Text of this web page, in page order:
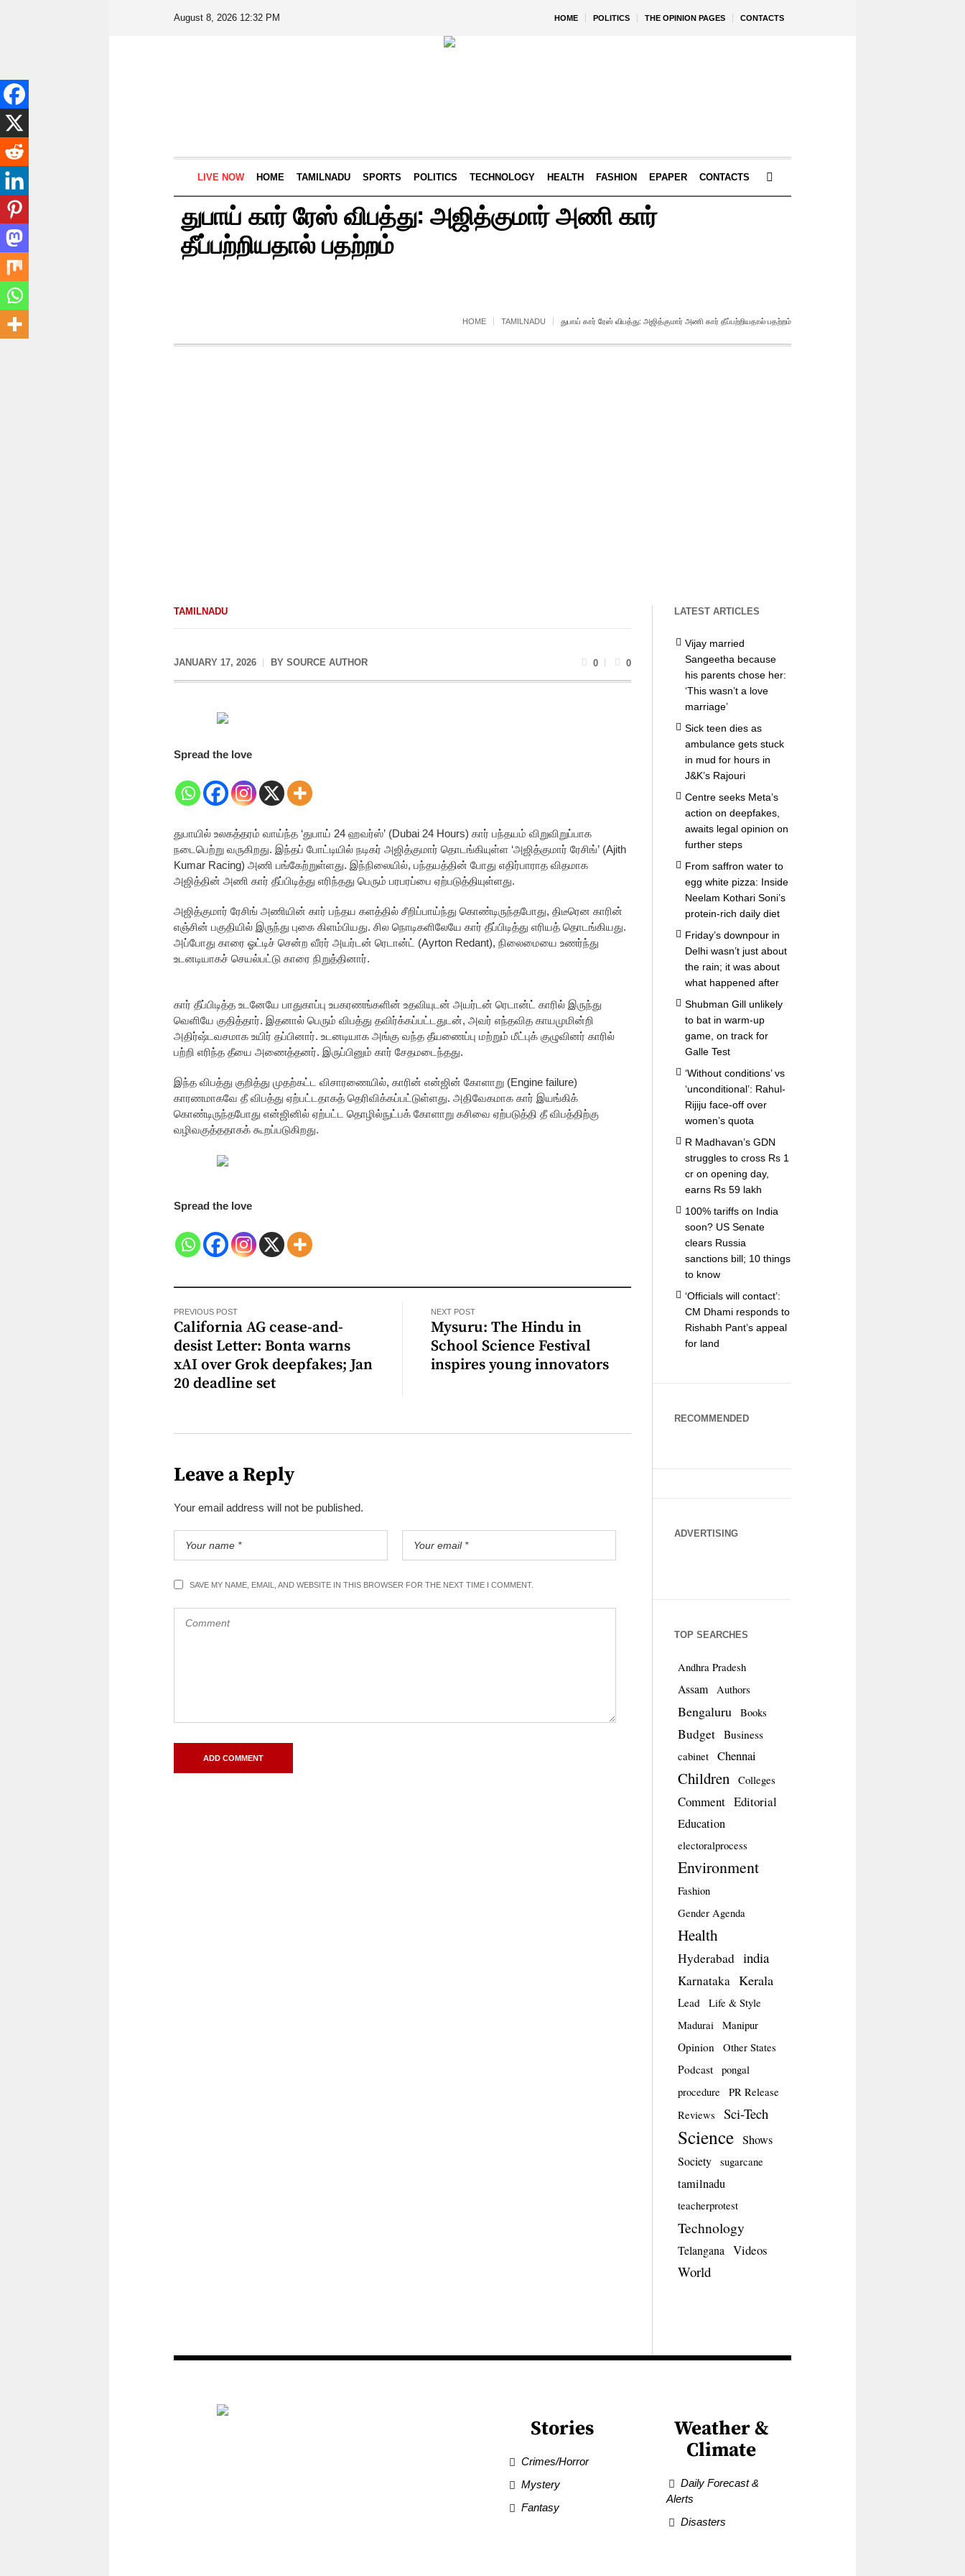
HOME POLITICS THE OPINION PAGES CONTACTS
August 8, 2026 12:32 PM
LIVE NOW HOME TAMILNADU SPORTS POLITICS TECHNOLOGY HEALTH FASHION EPAPER CONTACTS
துபாய் கார் ரேஸ் விபத்து: அஜித்குமார் அணி கார்
தீப்பற்றியதால் பதற்றம்
HOME TAMILNADU துபாய் கார் ரேஸ் விபத்து: அஜித்குமார் அணி கார் தீப்பற்றியதால் பதற்றம்
TAMILNADU
JANUARY 17, 2026 BY SOURCE AUTHOR 0 0
Spread the love
துபாயில் உலகத்தரம் வாய்ந்த ‘துபாய் 24 ஹவர்ஸ்’ (Dubai 24 Hours) கார் பந்தயம் விறுவிறுப்பாக
நடைபெற்று வருகிறது. இந்தப் போட்டியில் நடிகர் அஜித்குமார் தொடங்கியுள்ள ‘அஜித்குமார் ரேசிங்’ (Ajith
Kumar Racing) அணி பங்கேற்றுள்ளது. இந்நிலையில், பந்தயத்தின் போது எதிர்பாராத விதமாக
அஜித்தின் அணி கார் தீப்பிடித்து எரிந்தது பெரும் பரபரப்பை ஏற்படுத்தியுள்ளது.
அஜித்குமார் ரேசிங் அணியின் கார் பந்தய களத்தில் சீறிப்பாய்ந்து கொண்டிருந்தபோது, திடீரென காரின்
எஞ்சின் பகுதியில் இருந்து புகை கிளம்பியது. சில நொடிகளிலேயே கார் தீப்பிடித்து எரியத் தொடங்கியது.
அப்போது காரை ஓட்டிச் சென்ற வீரர் அயர்டன் ரெடான்ட் (Ayrton Redant), நிலைமையை உணர்ந்து
உடனடியாகச் செயல்பட்டு காரை நிறுத்தினார்.
கார் தீப்பிடித்த உடனேயே பாதுகாப்பு உபகரணங்களின் உதவியுடன் அயர்டன் ரெடான்ட் காரில் இருந்து
வெளியே குதித்தார். இதனால் பெரும் விபத்து தவிர்க்கப்பட்டதுடன், அவர் எந்தவித காயமுமின்றி
அதிர்ஷ்டவசமாக உயிர் தப்பினார். உடனடியாக அங்கு வந்த தீயணைப்பு மற்றும் மீட்புக் குழுவினர் காரில்
பற்றி எரிந்த தீயை அணைத்தனர். இருப்பினும் கார் சேதமடைந்தது.
இந்த விபத்து குறித்து முதற்கட்ட விசாரணையில், காரின் என்ஜின் கோளாறு (Engine failure)
காரணமாகவே தீ விபத்து ஏற்பட்டதாகத் தெரிவிக்கப்பட்டுள்ளது. அதிவேகமாக கார் இயங்கிக்
கொண்டிருந்தபோது என்ஜினில் ஏற்பட்ட தொழில்நுட்பக் கோளாறு கசிவை ஏற்படுத்தி தீ விபத்திற்கு
வழிவகுத்ததாகக் கூறப்படுகிறது.
Spread the love
PREVIOUS POST
California AG cease-and-
desist Letter: Bonta warns
xAI over Grok deepfakes; Jan
20 deadline set
NEXT POST
Mysuru: The Hindu in
School Science Festival
inspires young innovators
Leave a Reply
Your email address will not be published.
SAVE MY NAME, EMAIL, AND WEBSITE IN THIS BROWSER FOR THE NEXT TIME I COMMENT.
LATEST ARTICLES
Vijay married
Sangeetha because
his parents chose her:
‘This wasn’t a love
marriage’
Sick teen dies as
ambulance gets stuck
in mud for hours in
J&K’s Rajouri
Centre seeks Meta’s
action on deepfakes,
awaits legal opinion on
further steps
From saffron water to
egg white pizza: Inside
Neelam Kothari Soni’s
protein-rich daily diet
Friday’s downpour in
Delhi wasn’t just about
the rain; it was about
what happened after
Shubman Gill unlikely
to bat in warm-up
game, on track for
Galle Test
‘Without conditions’ vs
‘unconditional’: Rahul-
Rijiju face-off over
women’s quota
R Madhavan’s GDN
struggles to cross Rs 1
cr on opening day,
earns Rs 59 lakh
100% tariffs on India
soon? US Senate
clears Russia
sanctions bill; 10 things
to know
‘Officials will contact’:
CM Dhami responds to
Rishabh Pant’s appeal
for land
RECOMMENDED
ADVERTISING
TOP SEARCHES
Andhra Pradesh
Assam Authors
Bengaluru Books
Budget Business
cabinet Chennai
Children Colleges
Comment Editorial
Education
electoralprocess
Environment
Fashion
Gender Agenda
Health
Hyderabad india
Karnataka Kerala
Lead
Life & Style
Madurai
Manipur
Opinion Other States
Podcast
pongal
procedure
PR Release
Reviews
Sci-Tech
Science Shows
Society sugarcane
tamilnadu
teacherprotest
Technology
Telangana Videos
World
Stories
Crimes/Horror
Mystery
Fantasy
Weather &
Climate
Daily Forecast &
Alerts
Disasters